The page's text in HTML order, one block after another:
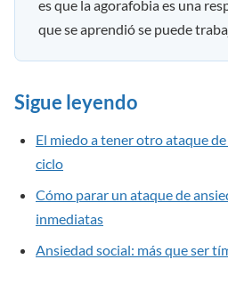
es que la agorafobia es una
que se aprendió se puede
Sigue leyendo
El miedo a tener otro ataque
ciclo
Cómo parar un ataque de
inmediatas
Ansiedad social: más que ser